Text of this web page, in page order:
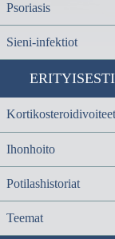
Psoriasis
Sieni-infektiot
ERITYISESTI
Kortikosteroidivoiteet
Ihonhoito
Potilashistoriat
Teemat